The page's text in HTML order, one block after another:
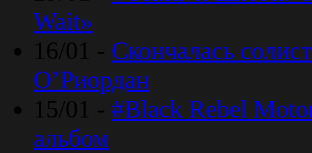
Wait»
16/01 - Скончалась
O’Риордан
15/01 - #Black Rebel
альбом